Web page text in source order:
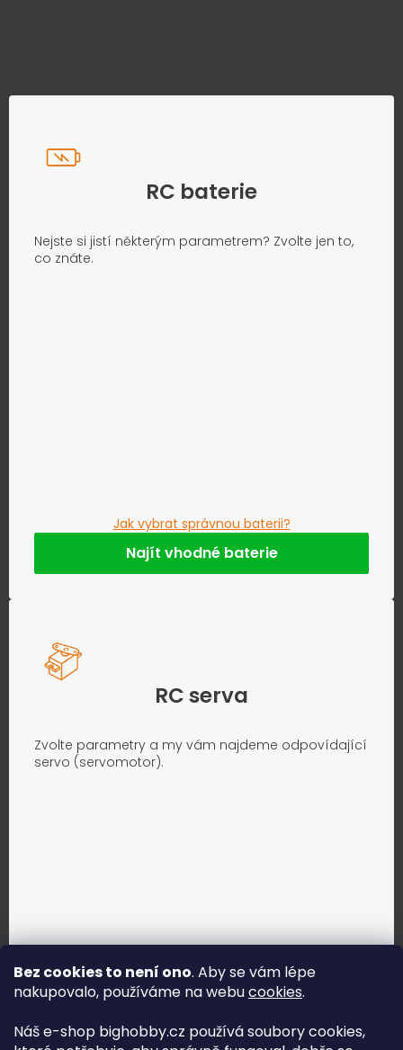
Bez cookies to není ono. Aby se vám lépe
nakupovalo, používáme na webucookies.
Náš e-shop bighobby.cz používá soubory cookies,
RC baterie
Nejste si jistí některým parametrem? Zvolte jen to,
co znáte.
Jak vybrat správnou baterii?
Najít vhodné baterie
RC serva
Zvolte parametry a my vám najdeme odpovídající
servo (servomotor).
Jak vybrat správné servo?